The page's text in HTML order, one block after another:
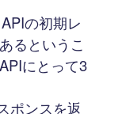
の初期レ
るというこ
にとって3
ポンスを返